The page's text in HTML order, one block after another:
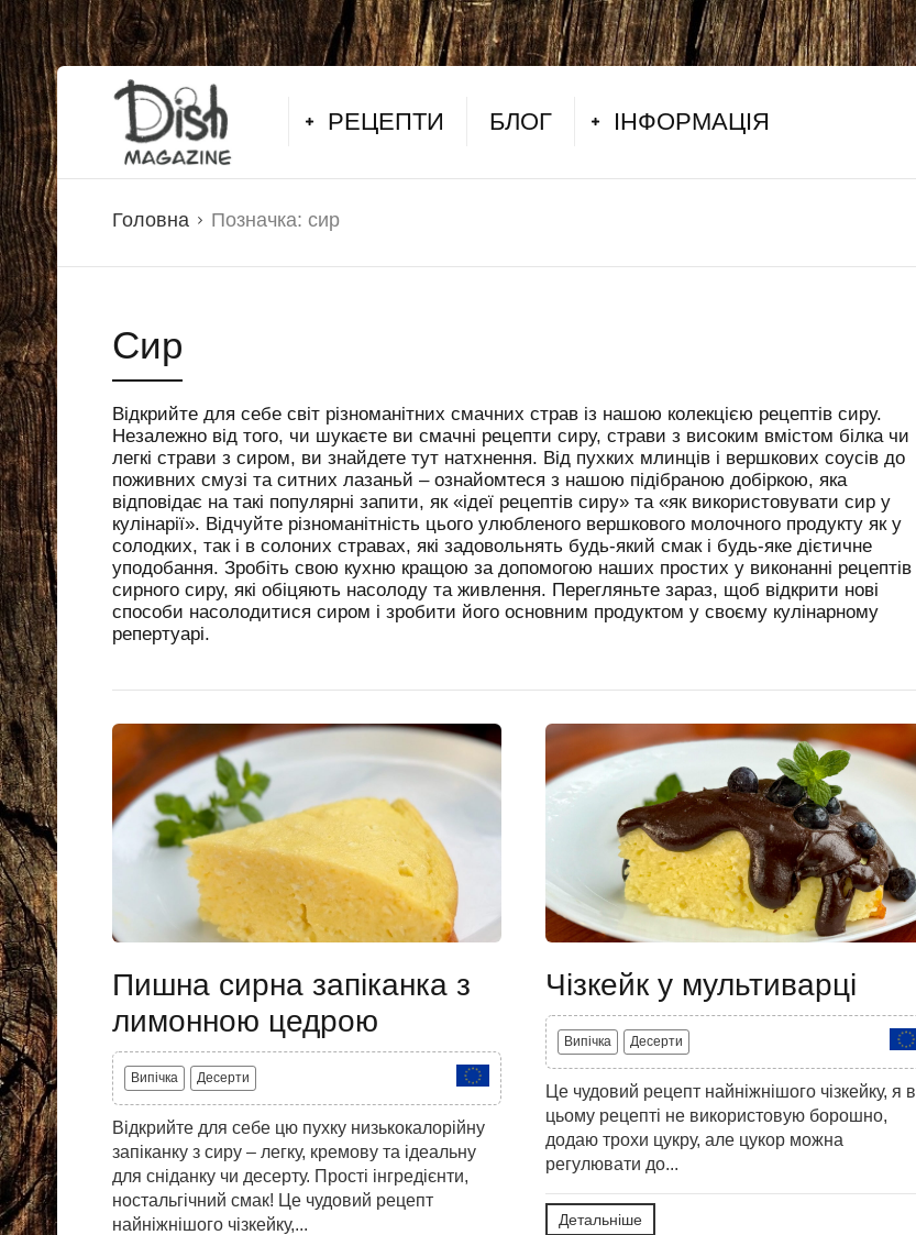
РЕЦЕПТИ БЛОГ ІНФОРМАЦІЯ
Головна Позначка: сир
Сир
Відкрийте для себе світ різноманітних смачних страв із нашою колекцією рецептів сиру.
Незалежно від того, чи шукаєте ви смачні рецепти сиру, страви з високим вмістом білка чи
легкі страви з сиром, ви знайдете тут натхнення. Від пухких млинців і вершкових соусів до
поживних смузі та ситних лазаньй – ознайомтеся з нашою підібраною добіркою, яка
відповідає на такі популярні запити, як «ідеї рецептів сиру» та «як використовувати сир у
кулінарії». Відчуйте різноманітність цього улюбленого вершкового молочного продукту як у
солодких, так і в солоних стравах, які задовольнять будь-який смак і будь-яке дієтичне
уподобання. Зробіть свою кухню кращою за допомогою наших простих у виконанні рецептів
сирного сиру, які обіцяють насолоду та живлення. Перегляньте зараз, щоб відкрити нові
способи насолодитися сиром і зробити його основним продуктом у своєму кулінарному
репертуарі.
Пишна сирна запіканка з
лимонною цедрою
Випічка Десерти
Відкрийте для себе цю пухку низькокалорійну
запіканку з сиру – легку, кремову та ідеальну
для сніданку чи десерту. Прості інгредієнти,
ностальгічний смак! Це чудовий рецепт
найніжнішого чізкейку,...
Чізкейк у мультиварці
Випічка Десерти
Це чудовий рецепт найніжнішого чізкейку, я в
цьому рецепті не використовую борошно,
додаю трохи цукру, але цукор можна
регулювати до...
Детальніше